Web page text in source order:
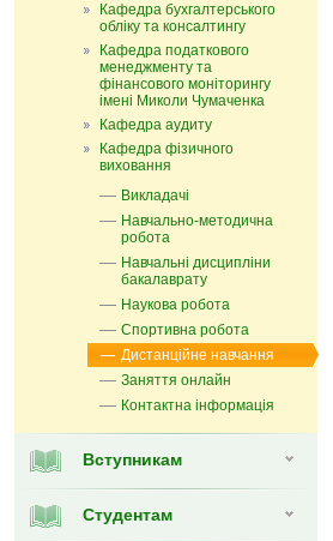
Кафедра бухгалтерського
обліку та консалтингу
Кафедра податкового
менеджменту та
фінансового моніторингу
імені Миколи Чумаченка
Кафедра аудиту
Кафедра фізичного
виховання
Викладачі
Навчально-методична
робота
Навчальні дисципліни
бакалаврату
Наукова робота
Спортивна робота
Дистанційне навчання
Заняття онлайн
Контактна інформація
Вступникам
Студентам